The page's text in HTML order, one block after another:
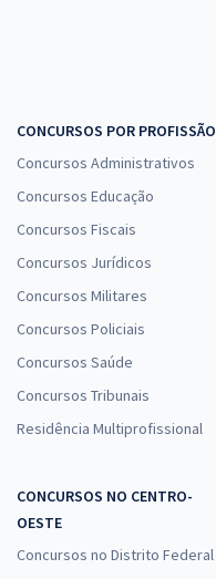
CONCURSOS POR PROFISSÃO
Concursos Administrativos
Concursos Educação
Concursos Fiscais
Concursos Jurídicos
Concursos Militares
Concursos Policiais
Concursos Saúde
Concursos Tribunais
Residência Multiprofissional
CONCURSOS NO CENTRO-
OESTE
Concursos no Distrito Federal